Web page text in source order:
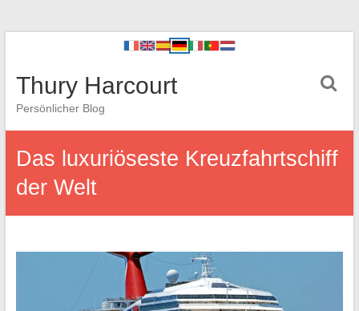
Thury Harcourt
Persönlicher Blog
Das luxuriöseste Kreuzfahrtschiff
der Welt